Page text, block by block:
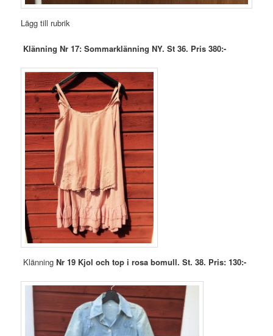
Lägg till rubrik
Klänning Nr 17: Sommarklänning NY. St 36. Pris 380:-
KlänningNr 19 Kjol och top i rosa bomull. St. 38. Pris: 130:-